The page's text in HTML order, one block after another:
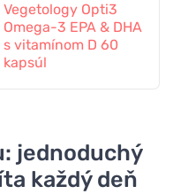
Vegetology Opti3
Omega-3 EPA & DHA
s vitamínom D 60
kapsúl
jednoduchý
každý deň